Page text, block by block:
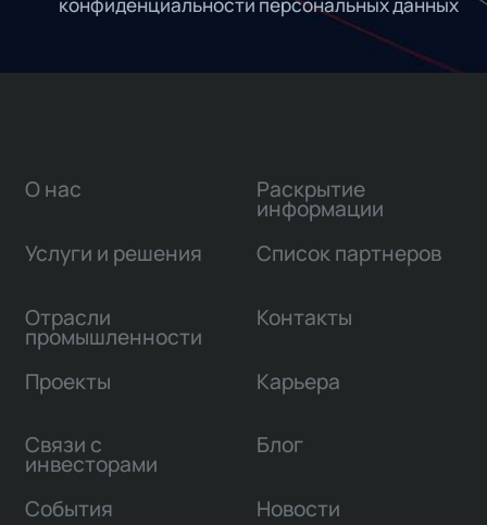
конфиденциальности персональных данных
О нас
Услуги и решения
Отрасли
промышленности
Проекты
Связи с
инвесторами
Раскрытие
информации
Список партнеров
Контакты
Карьера
Блог
События Новости